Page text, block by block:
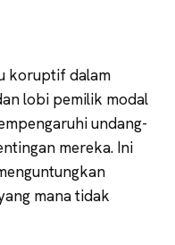
koruptif dalam
lobi pemilik modal
undang-
mereka. Ini
mana tidak